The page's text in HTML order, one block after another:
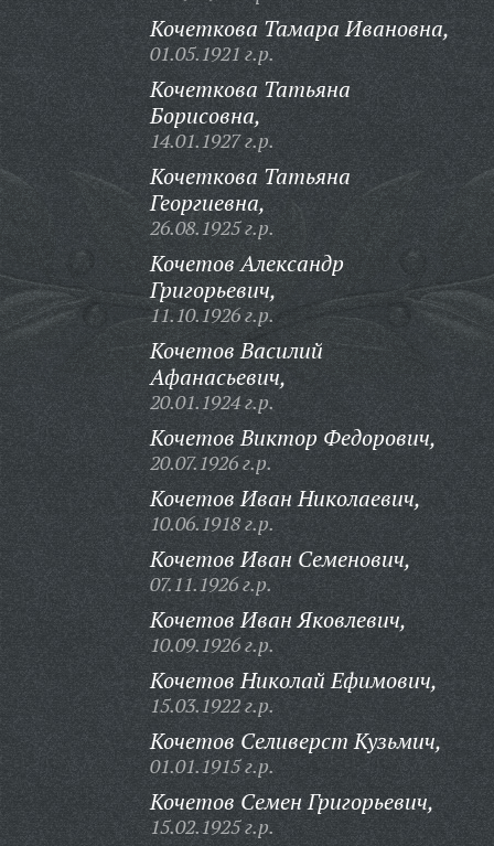
Кочеткова Тамара Ивановна,
01.05.1921 г.р.
Кочеткова Татьяна
Борисовна,
14.01.1927 г.р.
Кочеткова Татьяна
Георгиевна,
26.08.1925 г.р.
Кочетов Александр
Григорьевич,
11.10.1926 г.р.
Кочетов Василий
Афанасьевич,
20.01.1924 г.р.
Кочетов Виктор Федорович,
20.07.1926 г.р.
Кочетов Иван Николаевич,
10.06.1918 г.р.
Кочетов Иван Семенович,
07.11.1926 г.р.
Кочетов Иван Яковлевич,
10.09.1926 г.р.
Кочетов Николай Ефимович,
15.03.1922 г.р.
Кочетов Селиверст Кузьмич,
01.01.1915 г.р.
Кочетов Семен Григорьевич,
15.02.1925 г.р.